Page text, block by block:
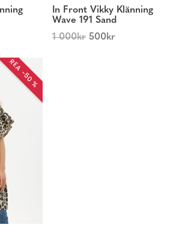
In Front Vikky Klänning
Wave 191 Sand
1 000kr 500kr
REA −50 %